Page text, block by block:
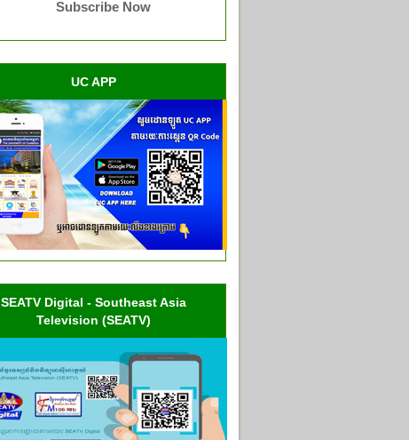
Subscribe Now
UC APP
SEATV Digital - Southeast Asia
Television (SEATV)